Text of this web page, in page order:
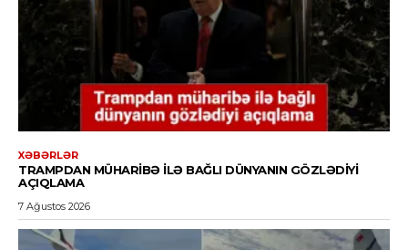
XƏBƏRLƏR
TRAMPDAN MÜHARIBƏ ILƏ BAĞLI DÜNYANIN GÖZLƏDIYI
AÇIQLAMA
7 Ağustos 2026